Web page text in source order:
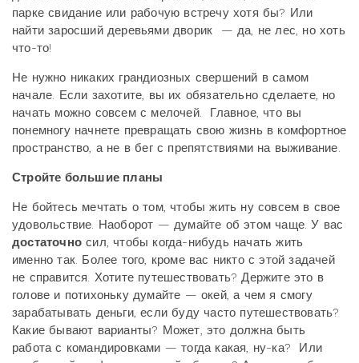
парке свидание или рабочую встречу хотя бы? Или
найти заросший деревьями дворик — да, не лес, но хоть
что-то!
Не нужно никаких грандиозных свершений в самом
начале. Если захотите, вы их обязательно сделаете, но
начать можно совсем с мелочей. Главное, что вы
понемногу начнете превращать свою жизнь в комфортное
пространство, а не в бег с препятствиями на выживание.
Стройте большие планы
Не бойтесь мечтать о том, чтобы жить ну совсем в свое
удовольствие. Наоборот — думайте об этом чаще. У вас
достаточно сил, чтобы когда-нибудь начать жить
именно так. Более того, кроме вас никто с этой задачей
не справится. Хотите путешествовать? Держите это в
голове и потихоньку думайте — окей, а чем я смогу
зарабатывать деньги, если буду часто путешествовать?
Какие бывают варианты? Может, это должна быть
работа с командировками — тогда какая, ну-ка? Или